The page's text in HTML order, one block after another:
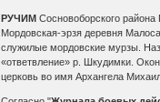
РУЧИМ Сосновоборского
Мордовская-эрзя деревня
служилые мордовские мурзы.
«ответвление» р. Шкудимки.
церковь во имя Архангела